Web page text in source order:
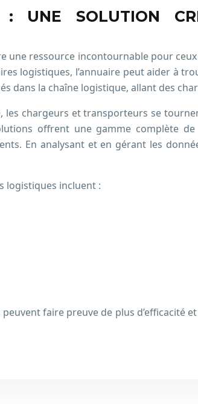
: UNE SOLUTION
ressource incontournable pour
logistiques, l’annuaire peut aider à
dans la chaîne logistique, allant des
chargeurs et transporteurs se
offrent une gamme complète
En analysant et en gérant les
logistiques incluent :
faire preuve de plus d’efficacité